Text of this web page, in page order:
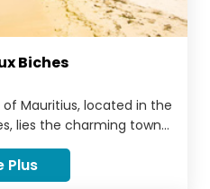
Biches
Mauritius, located in the
lies the charming town
tourist area is full of
activities and
bars. What was once a
Plus